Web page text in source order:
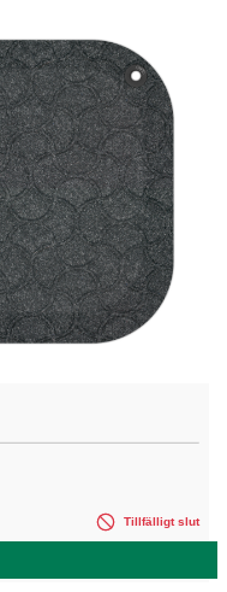
Tillfälligt slut